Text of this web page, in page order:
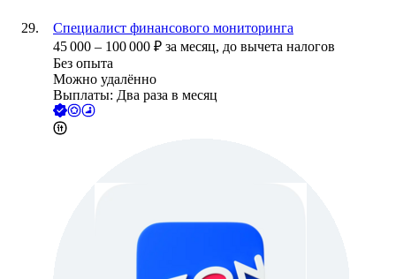
Специалист финансового мониторинга
45 000 – 100 000 ₽ за месяц, до вычета налогов
Без опыта
Можно удалённо
Выплаты: Два раза в месяц